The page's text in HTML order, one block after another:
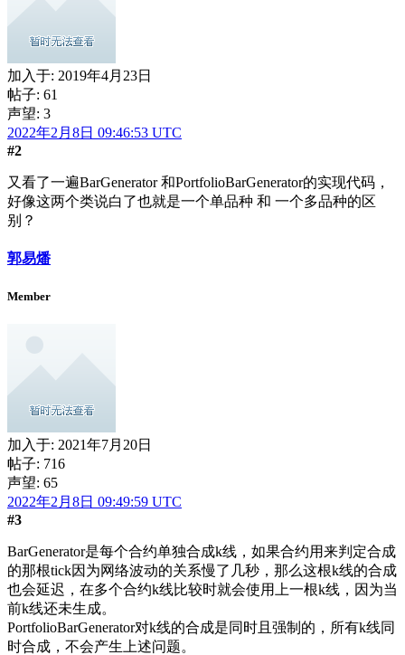
加入于: 2019年4月23日
帖子: 61
声望: 3
2022年2月8日 09:46:53 UTC
#2
又看了一遍BarGenerator 和PortfolioBarGenerator的实现代码，
好像这两个类说白了也就是一个单品种 和 一个多品种的区
别？
郭易燔
Member
加入于: 2021年7月20日
帖子: 716
声望: 65
2022年2月8日 09:49:59 UTC
#3
BarGenerator是每个合约单独合成k线，如果合约用来判定合成
的那根tick因为网络波动的关系慢了几秒，那么这根k线的合成
也会延迟，在多个合约k线比较时就会使用上一根k线，因为当
前k线还未生成。
PortfolioBarGenerator对k线的合成是同时且强制的，所有k线同
时合成，不会产生上述问题。